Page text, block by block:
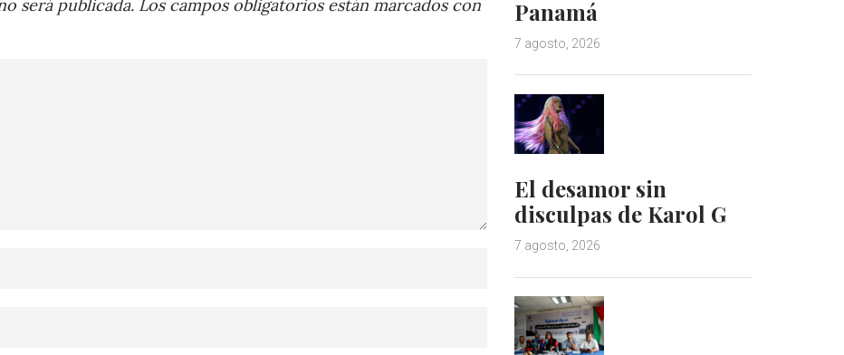
será publicada. Los campos obligatorios están marcados con
Panamá
7 agosto, 2026
El desamor sin
disculpas de Karol G
7 agosto, 2026